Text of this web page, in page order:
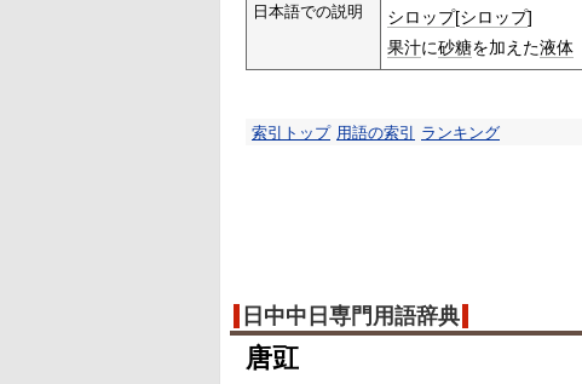
日本語での説明 シロップ[シロップ]
果汁に砂糖を加えた液体
索引トップ 用語の索引 ランキング
日中中日専門用語辞典
唐豇